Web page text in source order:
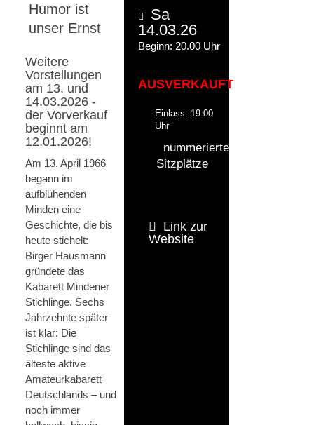
Humor ist
unser Ernst
Weitere
Vorstellungen
am 13. und
14.03.2026 -
der Vorverkauf
beginnt am
12.01.2026!
Am 13. April 1966
begann im
aufblühenden
Minden eine
Geschichte, die bis
heute stichelt:
Birger Hausmann
gründete das
Kabarett Mindener
Stichlinge. Sechs
Jahrzehnte später
ist klar: Die
Stichlinge sind das
älteste aktive
Amateurkabarett
Deutschlands – und
noch immer
Sa
14.03.26
Beginn: 20.00 Uhr
AUSVERKAUFT
Einlass: 19:00
Uhr
nummerierte
Sitzplätze
Link zur
Website